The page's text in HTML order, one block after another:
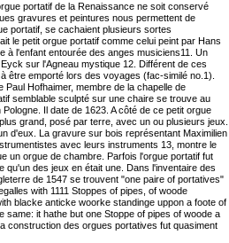
portatif de la Renaissance ne soit conservé
gravures et peintures nous permettent de
portatif, se cachaient plusieurs sortes
le petit orgue portatif comme celui peint par Hans
à l'enfant entourée des anges musiciens11. Un
sur l'Agneau mystique 12. Différent de ces
être emporté lors des voyages (fac-similé no.1).
Paul Hofhaimer, membre de la chapelle de
semblable sculpté sur une chaire se trouve au
Il date de 1623. A côté de ce petit orgue
grand, posé par terre, avec un ou plusieurs jeux.
d'eux. La gravure sur bois représentant Maximilien
avec leurs instruments 13, montre le
un orgue de chambre. Parfois l'orgue portatif fut
qu'un des jeux en était une. Dans l'inventaire des
de 1547 se trouvent "one paire of portatives"
with 1111 Stoppes of pipes, of woode
blacke anticke woorke standinge uppon a foote of
same: it hathe but one Stoppe of pipes of woode a
construction des orgues portatives fut quasiment